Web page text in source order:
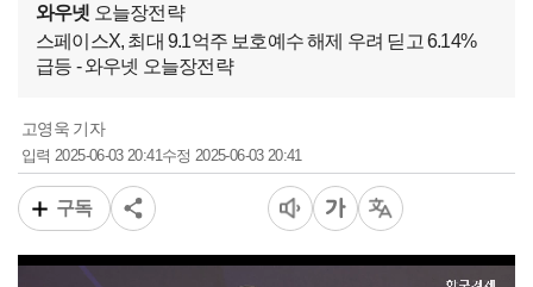
와우넷 오늘장전략
스페이스X, 최대 9.1억주 보호예수 해제 우려 딛고 6.14%
급등 - 와우넷 오늘장전략
고영욱 기자
입력2025-06-03 20:41수정 2025-06-03 20:41
구독